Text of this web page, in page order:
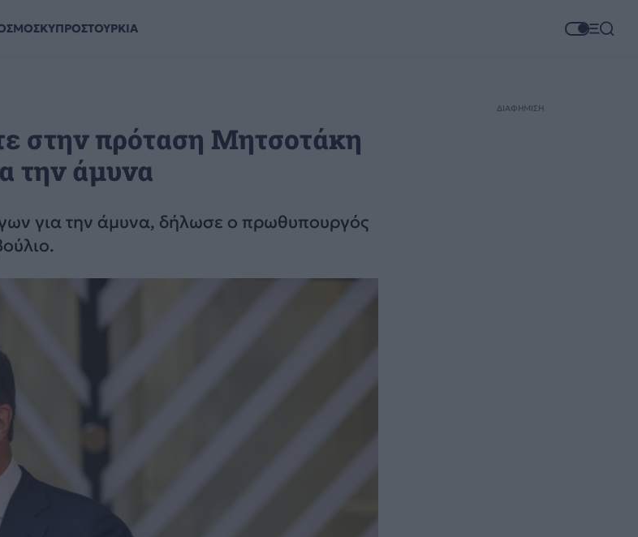
ΚΥΠΡΟΣΤΟΥΡΚΙΑ
στην πρόταση Μητσοτάκη
την άμυνα
για την άμυνα, δήλωσε ο πρωθυπουργός
ΔΙΑΦΗΜΙΣΗ